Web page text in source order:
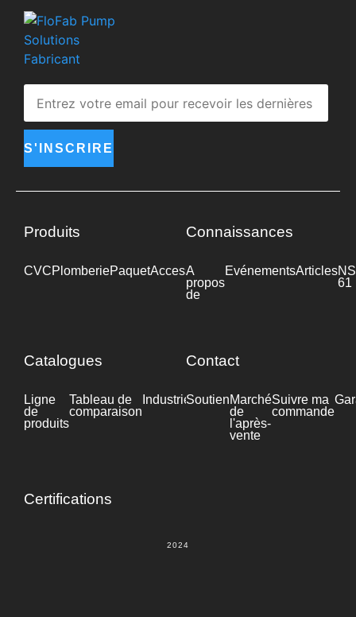
S'INSCRIRE
Produits
CVCPlomberiePaquetAccessoires Industrie
Connaissances
A
propos
de
EvénementsArticles
61
Catalogues
Ligne
de
produits
Tableau de
comparaison
IndustrieFiche
technique
Contact
SoutienMarché
de
l'après-
vente
Suivre ma
commande
Certifications
2024